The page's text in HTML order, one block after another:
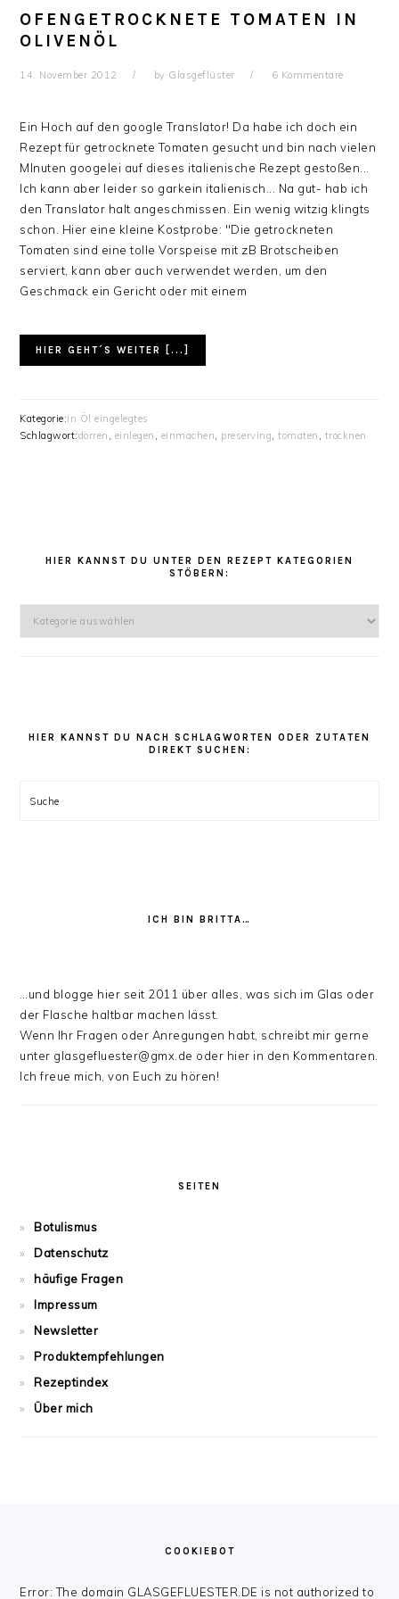
OFENGETROCKNETE TOMATEN IN
OLIVENÖL
14. November 2012 by Glasgeflüster 6 Kommentare
Ein Hoch auf den google Translator! Da habe ich doch ein
Rezept für getrocknete Tomaten gesucht und bin nach vielen
MInuten googelei auf dieses italienische Rezept gestoßen...
Ich kann aber leider so garkein italienisch... Na gut- hab ich
den Translator halt angeschmissen. Ein wenig witzig klingts
schon. Hier eine kleine Kostprobe: "Die getrockneten
Tomaten sind eine tolle Vorspeise mit zB Brotscheiben
serviert, kann aber auch verwendet werden, um den
Geschmack ein Gericht oder mit einem
HIER GEHT´S WEITER [...]
Kategorie:in Öl eingelegtes
Schlagwort:dörren , einlegen , einmachen, preserving,tomaten , trocknen
HIER KANNST DU UNTER DEN REZEPT KATEGORIEN
STÖBERN:
Kategorien
HIER KANNST DU NACH SCHLAGWORTEN ODER ZUTATEN
DIREKT SUCHEN:
Suche
ICH BIN BRITTA…
…und blogge hier seit 2011 über alles, was sich im Glas oder
der Flasche haltbar machen lässt.
Wenn Ihr Fragen oder Anregungen habt, schreibt mir gerne
unter glasgefluester@gmx.de oder hier in den Kommentaren.
Ich freue mich, von Euch zu hören!
SEITEN
Botulismus
Datenschutz
häufige Fragen
Impressum
Newsletter
Produktempfehlungen
Rezeptindex
Über mich
COOKIEBOT
Error: The domain GLASGEFLUESTER.DE is not authorized to